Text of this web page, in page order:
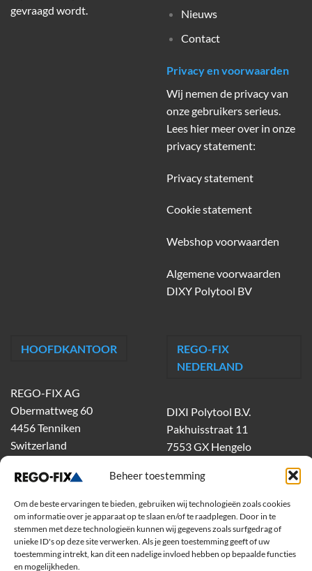
Beheer toestemming
Om de beste ervaringen te bieden, gebruiken wij technologieën zoals cookies
om informatie over je apparaat op te slaan en/of te raadplegen. Door in te
stemmen met deze technologieën kunnen wij gegevens zoals surfgedrag of
unieke ID's op deze site verwerken. Als je geen toestemming geeft of uw
toestemming intrekt, kan dit een nadelige invloed hebben op bepaalde functies
en mogelijkheden.
gevraagd wordt.
Nieuws
Contact
Privacy en voorwaarden
Wij nemen de privacy van
onze gebruikers serieus.
Lees hier meer over in onze
privacy statement:
Privacy statement
Cookie statement
Webshop voorwaarden
Algemene voorwaarden
DIXY Polytool BV
HOOFDKANTOOR
REGO-FIX AG
Obermattweg 60
4456 Tenniken
Switzerland
REGO-FIX
NEDERLAND
DIXI Polytool B.V.
Pakhuisstraat 11
7553 GX Hengelo
dixiholland@dixi.com
www.dixipolytool.com
Volg ons op Youtube
Volg ons op Linkedin